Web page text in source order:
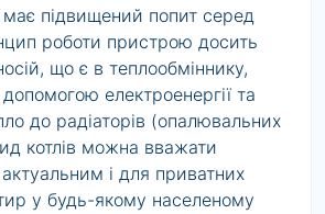
підвищений попит серед
роботи пристрою досить
що є в теплообміннику,
допомогою електроенергії та
до радіаторів (опалювальних
котлів можна вважати
і для приватних
у будь-якому населеному